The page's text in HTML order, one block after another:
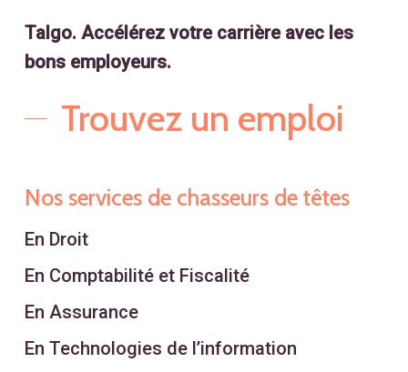
Talgo. Accélérez votre carrière avec les
bons employeurs.
Trouvez un emploi
Nos services de chasseurs de têtes
En Droit
En Comptabilité et Fiscalité
En Assurance
En Technologies de l’information